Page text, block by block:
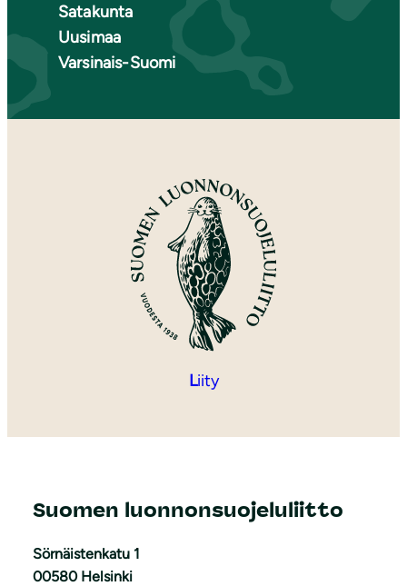
Satakunta
Uusimaa
Varsinais-Suomi
Liity
Suomen luonnonsuojeluliitto
Sörnäistenkatu 1
00580 Helsinki